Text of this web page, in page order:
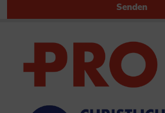
Senden